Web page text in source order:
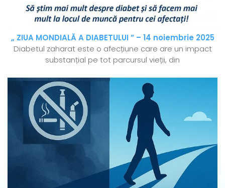
„ ZIUA MONDIALĂ A DIABETULUI ” – 14 noiembrie 2025
Diabetul zaharat este o afecțiune care are un impact
substanțial pe tot parcursul vieții, din